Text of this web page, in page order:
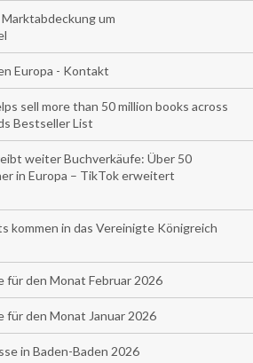
um
Europa - Kontakt
sell more than 50 million books across
Bestseller List
weiter Buchverkäufe: Über 50
in Europa – TikTok erweitert
kommen in das Vereinigte Königreich
den Monat Februar 2026
den Monat Januar 2026
in Baden-Baden 2026